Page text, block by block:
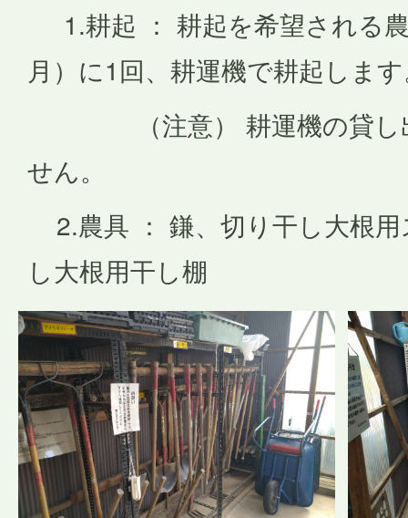
1.耕起 ： 耕起を希望される
月）に1回、耕運機で耕起しま
（注意） 耕運機の貸し出
せん。
2.農具 ： 鎌、切り干し大根
し大根用干し棚